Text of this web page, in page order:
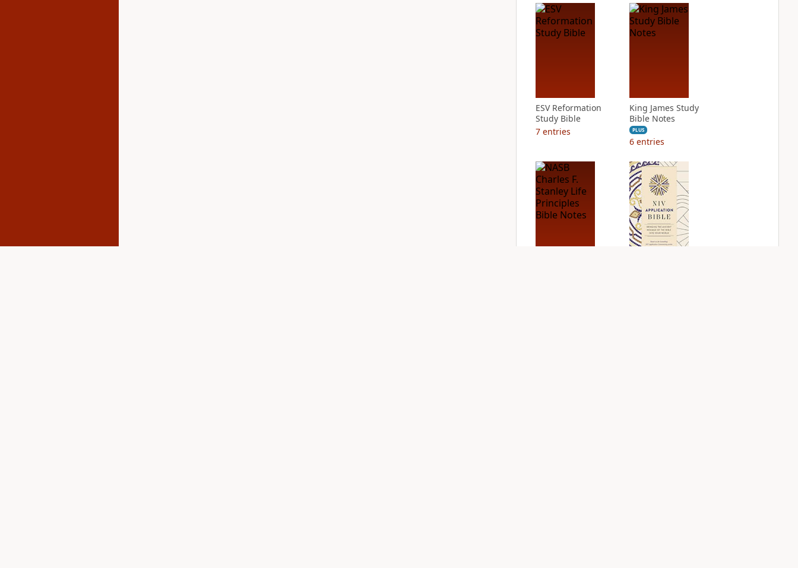
ESV Reformation
Study Bible
7 entries
King James Study
Bible Notes
PLUS
6 entries